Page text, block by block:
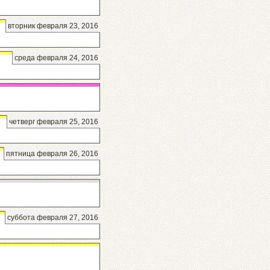
вторник февраля 23, 2016
среда февраля 24, 2016
четверг февраля 25, 2016
пятница февраля 26, 2016
суббота февраля 27, 2016